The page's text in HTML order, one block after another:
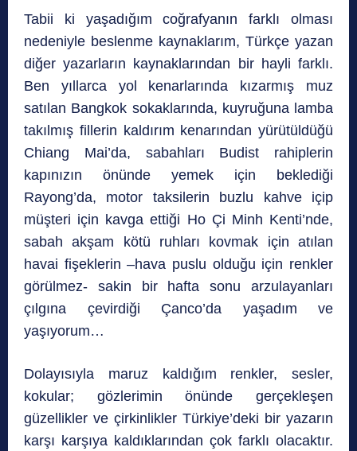
Tabii ki yaşadığım coğrafyanın farklı olması
nedeniyle beslenme kaynaklarım, Türkçe yazan
diğer yazarların kaynaklarından bir hayli farklı.
Ben yıllarca yol kenarlarında kızarmış muz
satılan Bangkok sokaklarında, kuyruğuna lamba
takılmış fillerin kaldırım kenarından yürütüldüğü
Chiang Mai’da, sabahları Budist rahiplerin
kapınızın önünde yemek için beklediği
Rayong’da, motor taksilerin buzlu kahve içip
müşteri için kavga ettiği Ho Çi Minh Kenti’nde,
sabah akşam kötü ruhları kovmak için atılan
havai fişeklerin –hava puslu olduğu için renkler
görülmez- sakin bir hafta sonu arzulayanları
çılgına çevirdiği Çanco’da yaşadım ve
yaşıyorum…
Dolayısıyla maruz kaldığım renkler, sesler,
kokular; gözlerimin önünde gerçekleşen
güzellikler ve çirkinlikler Türkiye’deki bir yazarın
karşı karşıya kaldıklarından çok farklı olacaktır.